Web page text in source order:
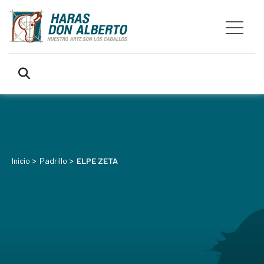
Inicio > Padrillo > ELPE ZETA